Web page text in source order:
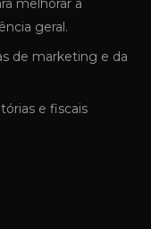
melhorar a
geral.
de marketing e da
e fiscais